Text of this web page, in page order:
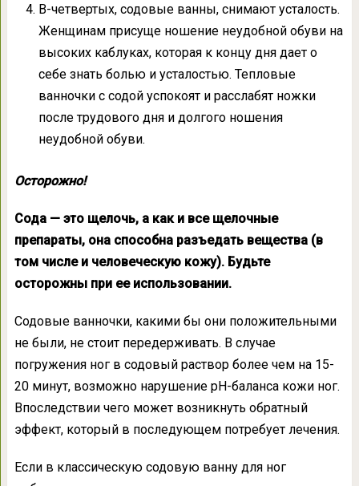
В-четвертых, содовые ванны, снимают усталость.
Женщинам присуще ношение неудобной обуви на
высоких каблуках, которая к концу дня дает о
себе знать болью и усталостью. Тепловые
ванночки с содой успокоят и расслабят ножки
после трудового дня и долгого ношения
неудобной обуви.
Осторожно!
Сода — это щелочь, а как и все щелочные
препараты, она способна разъедать вещества (в
том числе и человеческую кожу). Будьте
осторожны при ее использовании.
Содовые ванночки, какими бы они положительными
не были, не стоит передерживать. В случае
погружения ног в содовый раствор более чем на 15-
20 минут, возможно нарушение рH-баланса кожи ног.
Впоследствии чего может возникнуть обратный
эффект, который в последующем потребует лечения.
Если в классическую содовую ванну для ног